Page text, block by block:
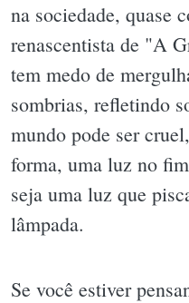
na sociedade, quase
renascentista de "A
tem medo de
sombrias, refletindo
mundo pode ser
forma, uma luz no
seja uma luz que
lâmpada.
Se você estiver